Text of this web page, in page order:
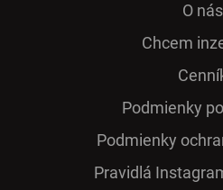
O nás
Chcem
Podmienky
Podmienky
Pra­vidlá